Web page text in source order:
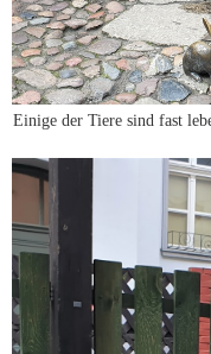
Einige der Tiere sind fast